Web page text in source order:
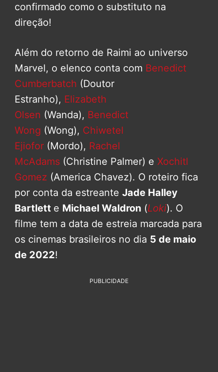
confirmado como o substituto na
direção!
Além do retorno de Raimi ao universo
Marvel, o elenco conta com Benedict
Cumberbatch (Doutor
Estranho), Elizabeth
Olsen (Wanda), Benedict
Wong (Wong), Chiwetel
Ejiofor (Mordo), Rachel
McAdams (Christine Palmer) e Xochitl
Gomez (America Chavez). O roteiro fica
por conta da estreante Jade Halley
Bartlett e Michael Waldron (Loki). O
filme tem a data de estreia marcada para
os cinemas brasileiros no dia 5 de maio
de 2022!
PUBLICIDADE